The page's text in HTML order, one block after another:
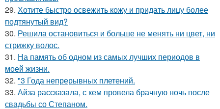
29. Хотите быстро освежить кожу и придать лицу более
подтянутый вид?
30. Решила остановиться и больше не менять ни цвет, ни
стрижку волос.
31. На память об одном из самых лучших периодов в
моей жизни.
32. "3 Года непрерывных плетений.
33. Айза рассказала, с кем провела брачную ночь после
свадьбы со Степаном.